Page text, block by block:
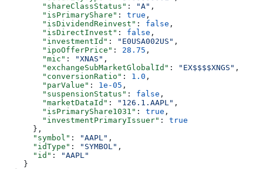
        "shareClassStatus"
: "A" ,
        "isPrimaryShare"
: true ,
        "isDividendReinvest"
: false ,
        "isDirectInvest"
: false ,
        "investmentId"
: "E0USA002US" ,
        "ipoOfferPrice"
: 28.75 ,
        "mic"
: "XNAS" ,
        "exchangeSubMarketGlobalId"
: "EX$$$$XNGS" ,
        "conversionRatio"
: 1.0 ,
        "parValue"
: 1e-05 ,
        "suspensionStatus"
: false ,
        "marketDataId"
: "126.1.AAPL" ,
        "isPrimaryShare1031"
: true ,
        "investmentPrimaryIssuer"
: true
      },
      "symbol"
: "AAPL" ,
      "idType"
: "SYMBOL" ,
      "id"
:
"AAPL"
    }